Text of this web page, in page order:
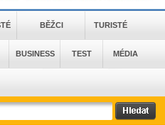
BĚŽCI TURISTÉ
BUSINESS TEST MÉDIA